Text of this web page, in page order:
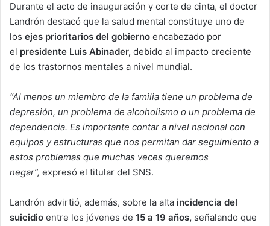
Durante el acto de inauguración y corte de cinta, el doctor
Landrón destacó que la salud mental constituye uno de
los ejes prioritarios del gobierno encabezado por
el presidente Luis Abinader, debido al impacto creciente
de los trastornos mentales a nivel mundial.
“Al menos un miembro de la familia tiene un problema de
depresión, un problema de alcoholismo o un problema de
dependencia. Es importante contar a nivel nacional con
equipos y estructuras que nos permitan dar seguimiento a
estos problemas que muchas veces queremos
negar”, expresó el titular del SNS.
Landrón advirtió, además, sobre la alta incidencia del
suicidio entre los jóvenes de 15 a 19 años, señalando que